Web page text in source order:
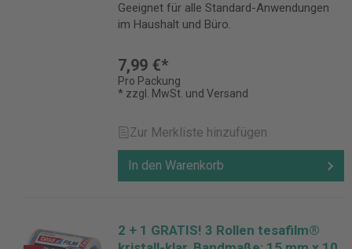
Geeignet für alle Standard-Anwendungen
im Haushalt und Büro.
7,99 €*
Pro Packung
* zzgl. MwSt. und Versand
Zur Merkliste hinzufügen
In den Warenkorb
2 + 1 GRATIS! 3 Rollen tesafilm®